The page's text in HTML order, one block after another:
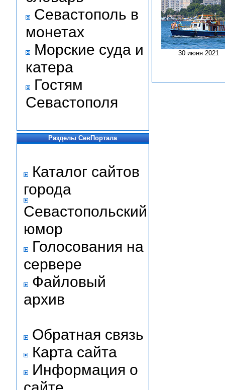
Севастополь в
монетах
Морские суда и
катера
Гостям
Севастополя
Разделы СевПортала
Каталог сайтов
города
Севастопольский
юмор
Голосования на
сервере
Файловый
архив
Обратная связь
Карта сайта
Информация о
30 июня 2021